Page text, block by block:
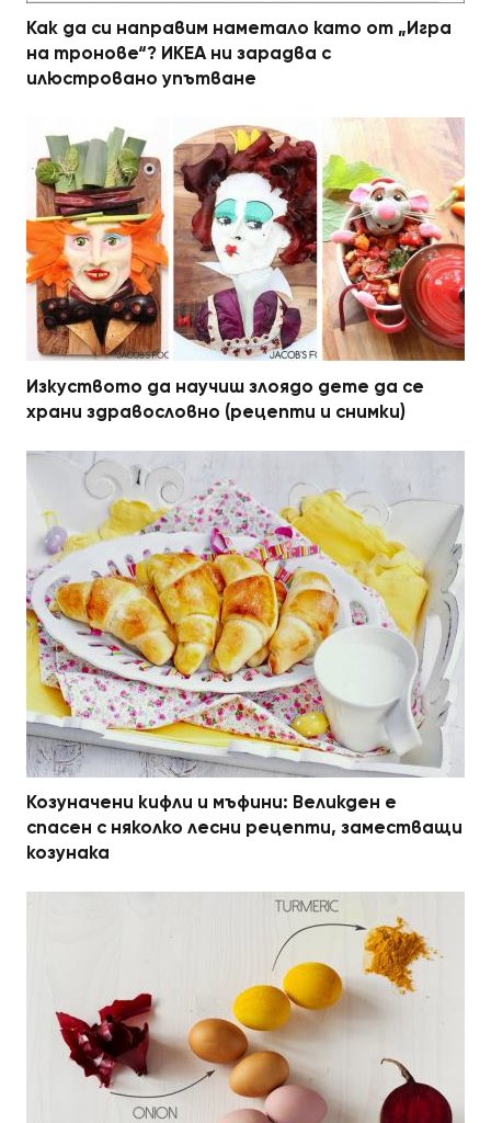
Как да си направим наметало като от „Игра
на тронове“? ИКЕА ни зарадва с
илюстровано упътване
Изкуството да научиш злоядо дете да се
храни здравословно (рецепти и снимки)
Козуначени кифли и мъфини: Великден е
спасен с няколко лесни рецепти, заместващи
козунака